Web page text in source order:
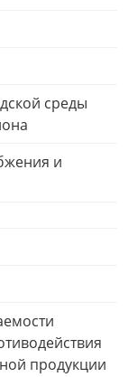
среды
и
продукции